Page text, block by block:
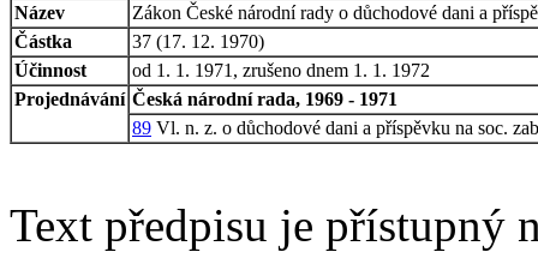
Název
Zákon České národní rady o důchodové dani a
Částka
37 (17. 12. 1970)
Účinnost
od 1. 1. 1971, zrušeno dnem 1. 1. 1972
Projednávání Česká národní rada, 1969 - 1971
89 Vl. n. z. o důchodové dani a příspěvku na soc.
Text předpisu je přístupný